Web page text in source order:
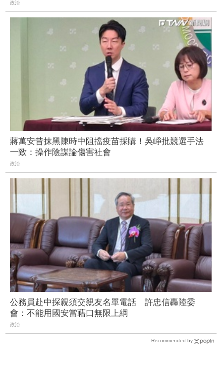
政治
蔣萬安昔抹黑陳時中阻擋疫苗採購！吳崢批競選手法
一致：操作陰謀論傷害社會
政治
公務員赴中探親須交親友名單電話 許忠信轟陸委
會：不能用國安當藉口無限上綱
政治
Recommended by